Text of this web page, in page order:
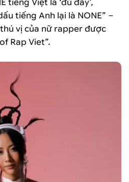
tiếng Việt là ‘đủ đầy’,
tiếng Anh lại là NONE” –
vị của nữ rapper được
Rap Viet”.